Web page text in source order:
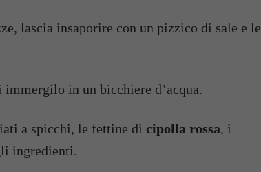
lascia insaporire con un pizzico di sale e le
immergilo in un bicchiere d’acqua.
a spicchi, le fettine di cipolla rossa, i
ingredienti.